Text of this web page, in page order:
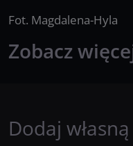
Fot. Magdalena-Hyla
Zobacz
Dodaj